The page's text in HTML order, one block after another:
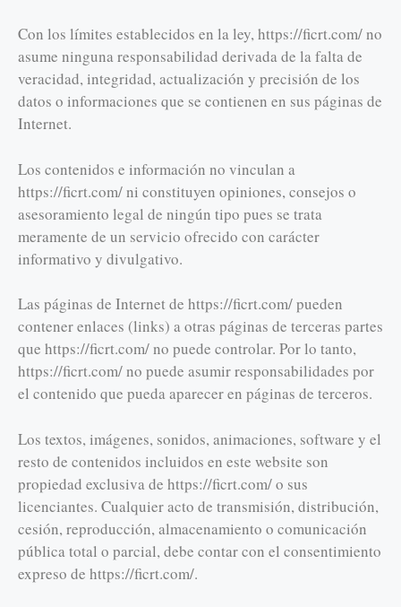
Con los límites establecidos en la ley, https://ficrt.com/ no
asume ninguna responsabilidad derivada de la falta de
veracidad, integridad, actualización y precisión de los
datos o informaciones que se contienen en sus páginas de
Internet.
Los contenidos e información no vinculan a
https://ficrt.com/ ni constituyen opiniones, consejos o
asesoramiento legal de ningún tipo pues se trata
meramente de un servicio ofrecido con carácter
informativo y divulgativo.
Las páginas de Internet de https://ficrt.com/ pueden
contener enlaces (links) a otras páginas de terceras partes
que https://ficrt.com/ no puede controlar. Por lo tanto,
https://ficrt.com/ no puede asumir responsabilidades por
el contenido que pueda aparecer en páginas de terceros.
Los textos, imágenes, sonidos, animaciones, software y el
resto de contenidos incluidos en este website son
propiedad exclusiva de https://ficrt.com/ o sus
licenciantes. Cualquier acto de transmisión, distribución,
cesión, reproducción, almacenamiento o comunicación
pública total o parcial, debe contar con el consentimiento
expreso de https://ficrt.com/.